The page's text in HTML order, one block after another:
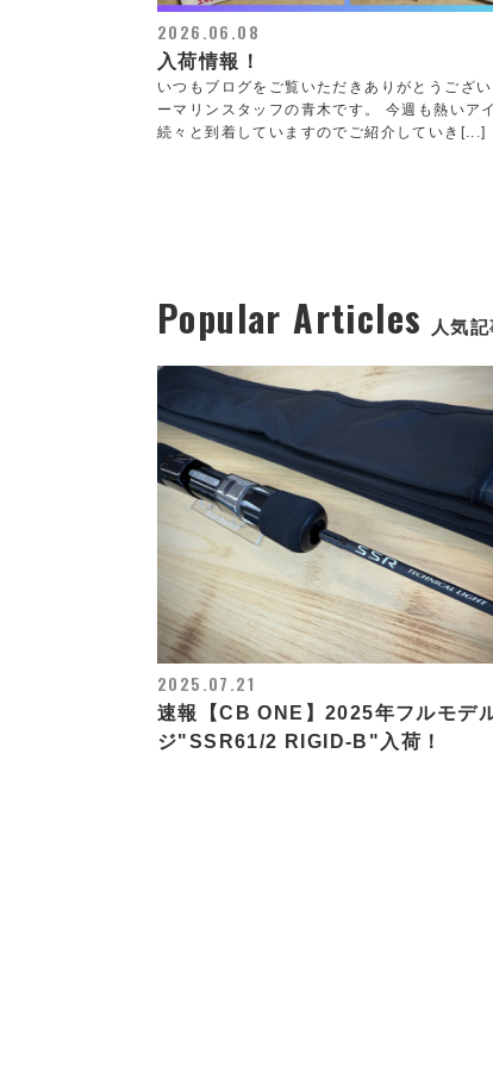
2026.06.08
入荷情報！
いつもブログをご覧いただきありがとうござ
ーマリンスタッフの青木です。 今週も熱いア
続々と到着していますのでご紹介していき[...]
Popular Articles 人気記
2025.07.21
速報【CB ONE】2025年フルモデ
ジ"SSR61/2 RIGID-B"入荷！